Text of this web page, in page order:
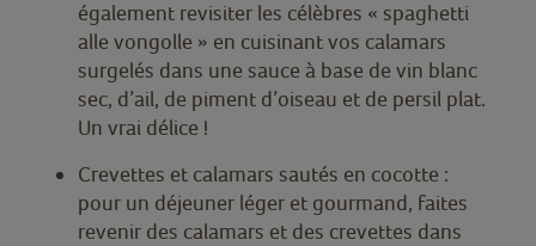
également revisiter les célèbres « spaghetti
alle vongolle » en cuisinant vos calamars
surgelés dans une sauce à base de vin blanc
sec, d’ail, de piment d’oiseau et de persil plat.
Un vrai délice !
Crevettes et calamars sautés en cocotte :
pour un déjeuner léger et gourmand, faites
revenir des calamars et des crevettes dans